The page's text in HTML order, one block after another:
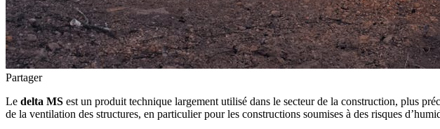
Partager
Le delta MS est un produit technique largement utilisé dans le secteur de la construction, plus
de la ventilation des structures, en particulier pour les constructions soumises à des risques